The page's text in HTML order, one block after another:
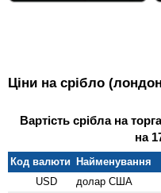
Ціни на срібло
Вартість срібла на
на
Код валюти Найменування
USD
долар США